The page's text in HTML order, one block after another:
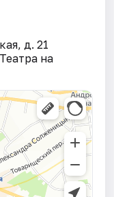
д. 21
на